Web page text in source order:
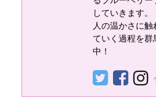
していきます
人の温かさに
ていく過程を群
中！